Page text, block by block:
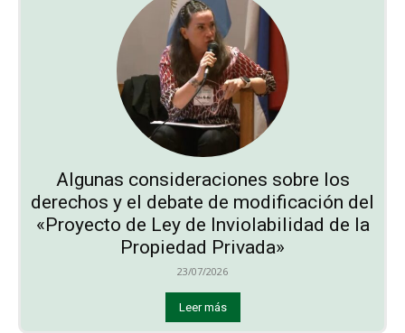
Algunas consideraciones sobre los
derechos y el debate de modificación del
«Proyecto de Ley de Inviolabilidad de la
Propiedad Privada»
23/07/2026
Leer más